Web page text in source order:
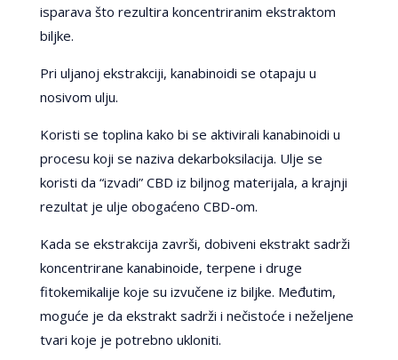
isparava što rezultira koncentriranim ekstraktom
biljke.
Pri uljanoj ekstrakciji, kanabinoidi se otapaju u
nosivom ulju.
Koristi se toplina kako bi se aktivirali kanabinoidi u
procesu koji se naziva dekarboksilacija. Ulje se
koristi da “izvadi” CBD iz biljnog materijala, a krajnji
rezultat je ulje obogaćeno CBD-om.
Kada se ekstrakcija završi, dobiveni ekstrakt sadrži
koncentrirane kanabinoide, terpene i druge
fitokemikalije koje su izvučene iz biljke. Međutim,
moguće je da ekstrakt sadrži i nečistoće i neželjene
tvari koje je potrebno ukloniti.